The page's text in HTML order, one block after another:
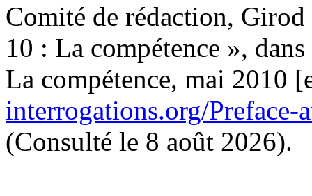
Comité de rédaction,
10 : La compétence », dans
La compétence, mai 2010
interrogations.org/Preface-
(Consulté le 8 août 2026).